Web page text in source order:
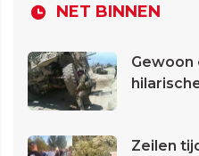
NET BINNEN
Gewoon
Zeilen